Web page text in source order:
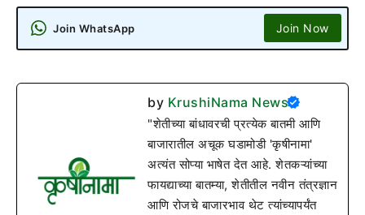
Join WhatsApp Join Now
by KrushiNama News
"शेतीच्या बांधावरची प्रत्येक बातमी आणि
बाजारातील अचूक घडामोडी 'कृषीनामा'
अत्यंत सोप्या भाषेत देत आहे. शेतकऱ्यांच्या
फायद्याच्या बातम्या, शेतीतील नवीन तंत्रज्ञान
आणि रोजचे बाजारभाव थेट त्यांच्यापर्यंत